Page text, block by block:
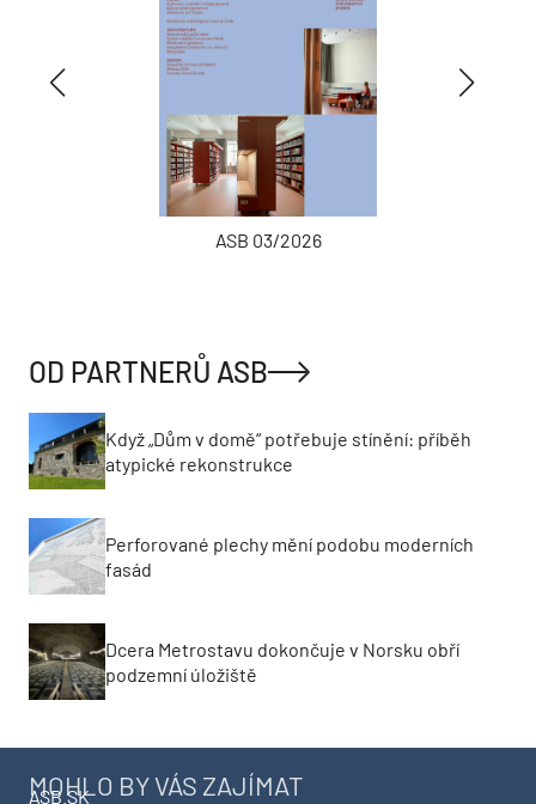
ASB 03/2026
OD PARTNERŮ ASB
Když „Dům v domě“ potřebuje stínění: příběh
atypické rekonstrukce
Perforované plechy mění podobu moderních
fasád
Dcera Metrostavu dokončuje v Norsku obří
podzemní úložiště
MOHLO BY VÁS ZAJÍMAT
ASB.SK